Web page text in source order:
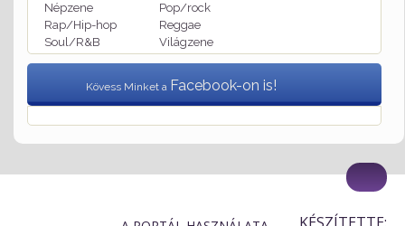
Népzene
Pop/rock
Rap/Hip-hop
Reggae
Soul/R&B
Világzene
Kövess Minket a Facebook-on is!